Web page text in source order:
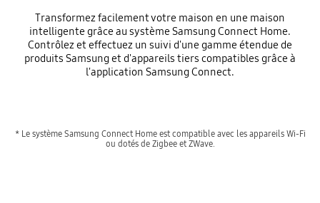
Transformez facilement votre maison en une maison
intelligente grâce au système Samsung Connect Home.
Contrôlez et effectuez un suivi d'une gamme étendue de
produits Samsung et d'appareils tiers compatibles grâce à
l'application Samsung Connect.
* Le système Samsung Connect Home est compatible avec les appareils Wi-Fi
ou dotés de Zigbee et ZWave.